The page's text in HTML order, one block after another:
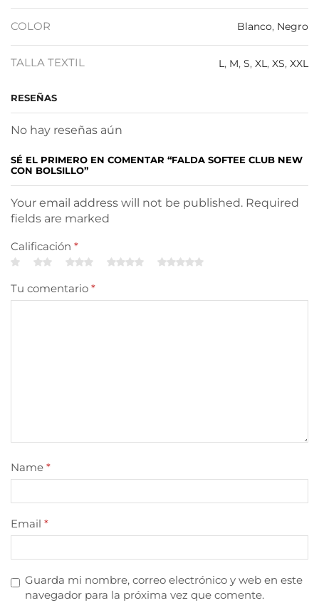
COLOR Blanco, Negro
TALLA TEXTIL L , M, S, XL , XS, XXL
RESEÑAS
No hay reseñas aún
SÉ EL PRIMERO EN COMENTAR “FALDA SOFTEE CLUB NEW
CON BOLSILLO”
Your email address will not be published. Required
fields are marked
Calificación *
Tu comentario *
Name *
Email *
Guarda mi nombre, correo electrónico y web en este
navegador para la próxima vez que comente.